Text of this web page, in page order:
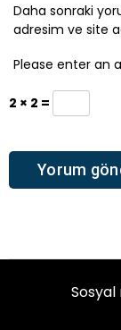
Daha sonraki
adresim ve site
Please enter an
2 × 2 =
Sosyal